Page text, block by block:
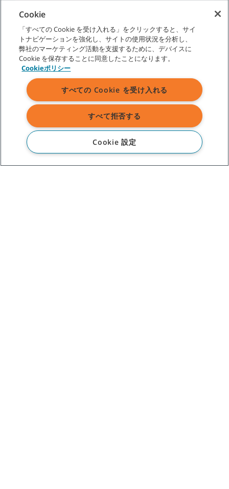
多くの複数サイトでの清掃作業では、例えば、マシンの平均
よりもより高いパフォーマンス、あるいはより低い清掃コス
トを示すなど、いくつかの主要なサイトが登場してきます。
これらのパフォーマンスの高いサイトは、ベストプラクティ
スの作成、オペレータートレーニング、管理/監督、機器、製
品の使用の違いの調査、パフォーマンスの向上やコスト削減
に貢献するプラクティスの特定のためのモデルとして使用で
きます。
より良い報告による継続的な改善
詳細な機器の使用状況など包括的なマシン指標を備えること
で、マシン管理者は、一貫した清掃パフォーマンスを推進
Cookie
「すべての Cookie を受け入れる」をクリックすると、サイ
トナビゲーションを強化し、サイトの使用状況を分析し、
弊社のマーケティング活動を支援するために、デバイスに
Cookie を保存することに同意したことになります。
Cookieポリシー
すべての Cookie を受け入れる
すべて拒否する
Cookie 設定